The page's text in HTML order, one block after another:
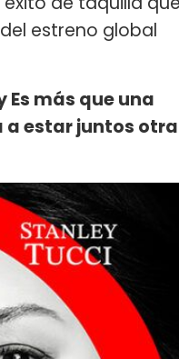
estreno global
Es más que una
a estar juntos otra